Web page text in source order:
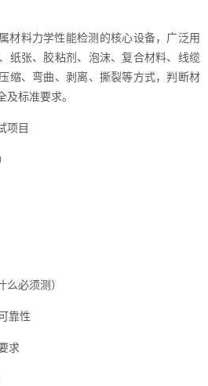
材料力学性能检测的核心设备，广泛用
纸张、胶粘剂、泡沫、复合材料、线缆
缩、弯曲、剥离、撕裂等方式，判断材
标准要求。
项目
么必须测）
靠性
求